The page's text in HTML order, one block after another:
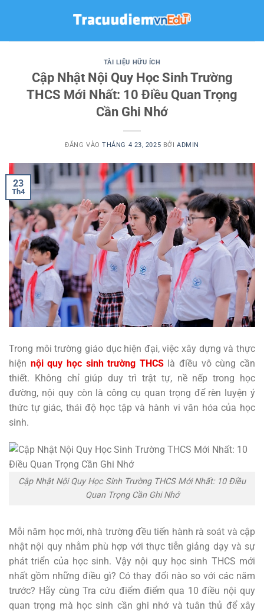
TÀI LIỆU HỮU ÍCH
Cập Nhật Nội Quy Học Sinh Trường
THCS Mới Nhất: 10 Điều Quan Trọng
Cần Ghi Nhớ
ĐĂNG VÀOTHÁNG 4 23, 2025 BỞI ADMIN
23
Th4
Trong môi trường giáo dục hiện đại, việc xây dựng và thực
hiện nội quy học sinh trường THCSlà điều vô cùng cần
thiết. Không chỉ giúp duy trì trật tự, nề nếp trong học
đường, nội quy còn là công cụ quan trọng để rèn luyện ý
thức tự giác, thái độ học tập và hành vi văn hóa của học
sinh.
Cập Nhật Nội Quy Học Sinh Trường THCS Mới Nhất: 10 Điều
Quan Trọng Cần Ghi Nhớ
Mỗi năm học mới, nhà trường đều tiến hành rà soát và cập
nhật nội quy nhằm phù hợp với thực tiễn giảng dạy và sự
phát triển của học sinh. Vậy nội quy học sinh THCS mới
nhất gồm những điều gì? Có thay đổi nào so với các năm
trước? Hãy cùng Tra cứu điểm điểm qua 10 điều nội quy
quan trọng mà học sinh cần ghi nhớ và tuân thủ để xây